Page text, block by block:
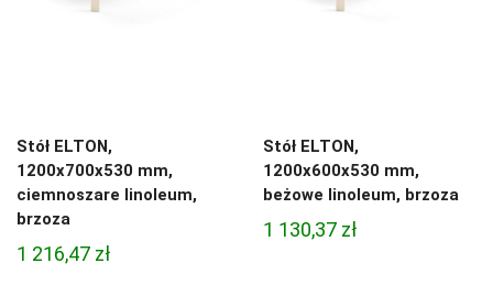
Stół ELTON,
1200x700x530 mm,
ciemnoszare linoleum,
brzoza
1 216,47 zł
Stół ELTON,
1200x600x530 mm,
beżowe linoleum, brzoza
1 130,37 zł